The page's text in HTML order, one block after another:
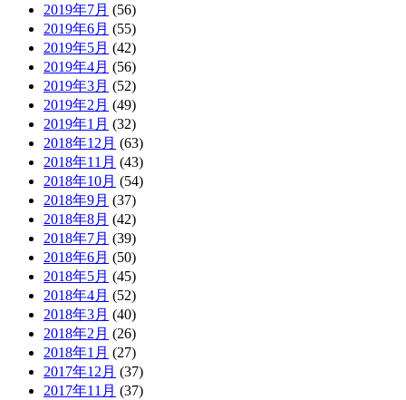
2019年7月 (56)
2019年6月 (55)
2019年5月 (42)
2019年4月 (56)
2019年3月 (52)
2019年2月 (49)
2019年1月 (32)
2018年12月 (63)
2018年11月 (43)
2018年10月 (54)
2018年9月 (37)
2018年8月 (42)
2018年7月 (39)
2018年6月 (50)
2018年5月 (45)
2018年4月 (52)
2018年3月 (40)
2018年2月 (26)
2018年1月 (27)
2017年12月 (37)
2017年11月 (37)